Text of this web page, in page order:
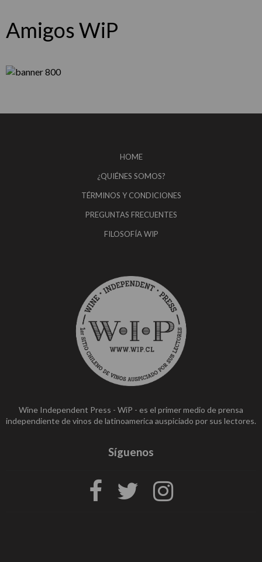
Amigos WiP
HOME
¿QUIÉNES SOMOS?
TÉRMINOS Y CONDICIONES
PREGUNTAS FRECUENTES
FILOSOFÍA WIP
Wine Independent Press - WiP - es el primer medio de prensa
independiente de vinos de latinoamerica auspiciado por sus lectores.
Síguenos